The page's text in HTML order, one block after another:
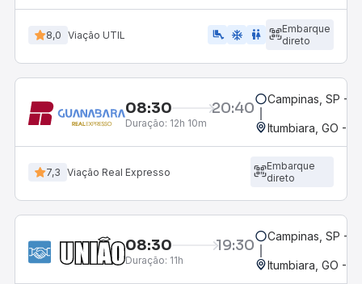
8,0 Viação UTIL airline_seat_legroom_extra ac_unit wc
Embarque
direto
08:30 20:40
Duração: 12h 10m
Campinas, SP -
Itumbiara, GO -
7,3 Viação Real Expresso
Embarque
direto
08:30 19:30
Duração: 11h
Campinas, SP -
Itumbiara, GO -